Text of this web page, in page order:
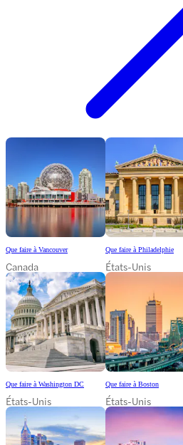
Que faire à Vancouver
Canada
Que faire à Philadelphie
États-Unis
Que faire à Washington DC
États-Unis
Que faire à Boston
États-Unis